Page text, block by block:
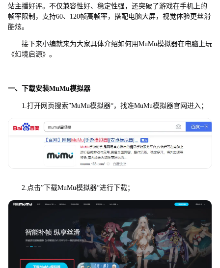
站主播好评。不仅兼容性好、稳定性强，还突破了游戏在手机上的
帧率限制，支持60、120帧高帧率，搭配电脑大屏，视觉体验更丝滑
酷炫。
接下来小编就来为大家具体介绍如何用MuMu模拟器在电脑上玩
《幻境启源》。
一、下载安装MuMu模拟器
1.打开网页搜索”MuMu模拟器“，找准MuMu模拟器官网进入；
2.点击”下载MuMu模拟器“进行下载；